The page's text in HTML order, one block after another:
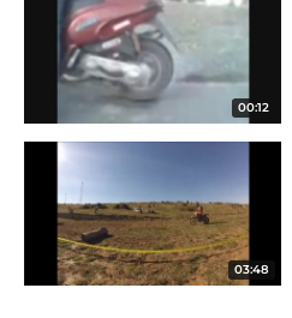
00:12
03:48